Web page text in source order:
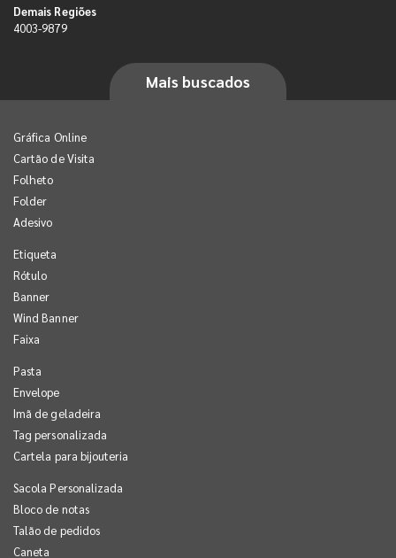
Demais Regiões
4003-9879
Mais buscados
Gráfica Online
Cartão de Visita
Folheto
Folder
Adesivo
Etiqueta
Rótulo
Banner
Wind Banner
Faixa
Pasta
Envelope
Imã de geladeira
Tag personalizada
Cartela para bijouteria
Sacola Personalizada
Bloco de notas
Talão de pedidos
Caneta